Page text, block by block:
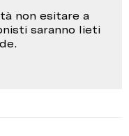
non esitare a
saranno lieti